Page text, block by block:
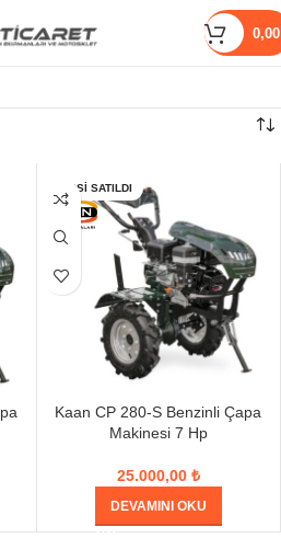
HEPSI SATILDI
Kaan CP 280-S Benzinli Çapa
Makinesi 7 Hp
25.000,00 ₺
DEVAMINI OKU